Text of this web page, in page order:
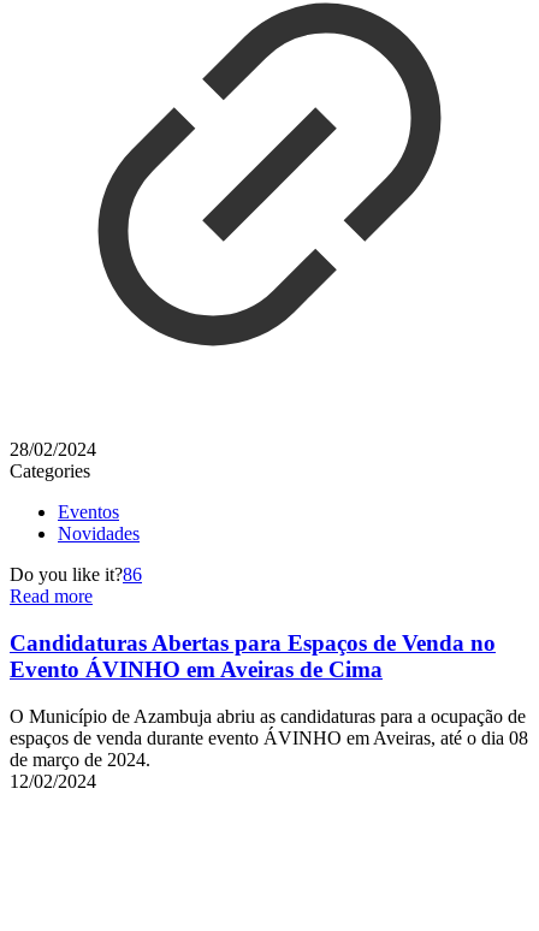
28/02/2024
Categories
Eventos
Novidades
Do you like it?86
Read more
Candidaturas Abertas para Espaços de Venda no
Evento ÁVINHO em Aveiras de Cima
O Município de Azambuja abriu as candidaturas para a ocupação de
espaços de venda durante evento ÁVINHO em Aveiras, até o dia 08
de março de 2024.
12/02/2024